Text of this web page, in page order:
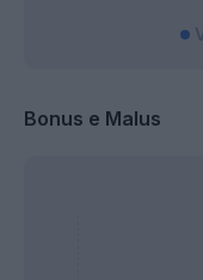
Bonus e Malus